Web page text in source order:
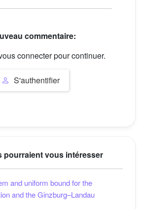
commentaire:
connecter pour continuer.
S'authentifier
pourraient vous intéresser
and uniform bound for the
and the Ginzburg–Landau